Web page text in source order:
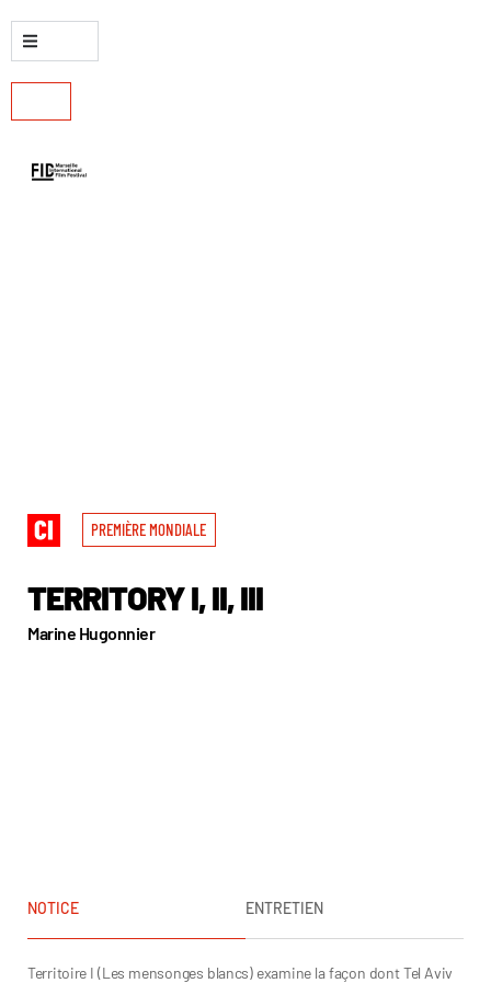
PREMIÈRE MONDIALE
TERRITORY I, II, III
Marine Hugonnier
NOTICE ENTRETIEN
Territoire I (Les mensonges blancs) examine la façon dont Tel Aviv